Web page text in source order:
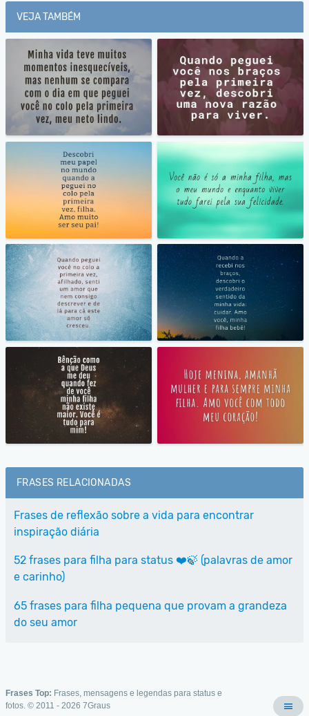
VEJA TAMBÉM
FRASES RELACIONADAS
Frases de reflexão sobre a vida para encontrar
inspiração diária
52 frases para filha para status ❤️🍃 (palavras de amor
e carinho)
65 frases para filha pequena que provam a grandeza
do seu amor
Frases Top: Frases, mensagens e legendas para status e
fotos. © 2011 - 2026 7Graus